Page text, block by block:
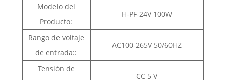
Modelo del
Producto:
H-PF-24V 100W
Rango de voltaje
de entrada::
AC100-265V 50/60HZ
Tensión de
CC 5 V